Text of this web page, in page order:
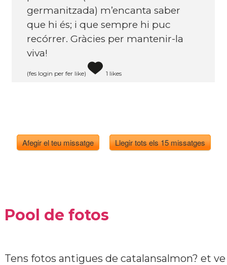
germanitzada) m’encanta saber
que hi és; i que sempre hi puc
recórrer. Gràcies per mantenir-la
viva!
(fes login per fer like) 1 likes
Afegir el teu missatge Llegir tots els 15 missatges
Pool de fotos
Tens fotos antigues de catalansalmon? et